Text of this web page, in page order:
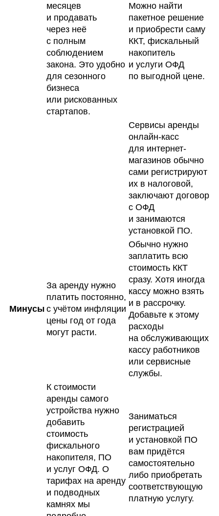
месяцев
и продавать
через неё
с полным
соблюдением
закона. Это удобно
для сезонного
бизнеса
или рискованных
стартапов.
Можно найти
пакетное решение
и приобрести саму
ККТ, фискальный
накопитель
и услуги ОФД
по выгодной цене.
Сервисы аренды
онлайн-касс
для интернет-
магазинов обычно
сами регистрируют
их в налоговой,
заключают договор
с ОФД
и занимаются
установкой ПО.
Минусы
За аренду нужно
платить постоянно,
с учётом инфляции
цены год от года
могут расти.
Обычно нужно
заплатить всю
стоимость ККТ
сразу. Хотя иногда
кассу можно взять
и в рассрочку.
Добавьте к этому
расходы
на обслуживающих
кассу работников
или сервисные
службы.
К стоимости
аренды самого
устройства нужно
добавить
стоимость
фискального
накопителя, ПО
и услуг ОФД. О
тарифах на аренду
и подводных
камнях мы
Заниматься
регистрацией
и установкой ПО
вам придётся
самостоятельно
либо приобретать
соответствующую
платную услугу.